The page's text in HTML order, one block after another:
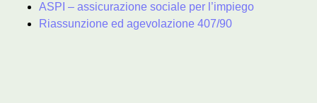
ASPI – assicurazione sociale per l’impiego
Riassunzione ed agevolazione 407/90